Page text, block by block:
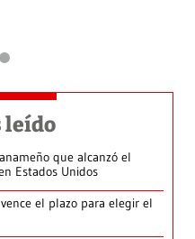
leído
que alcanzó el
Estados Unidos
el plazo para elegir el